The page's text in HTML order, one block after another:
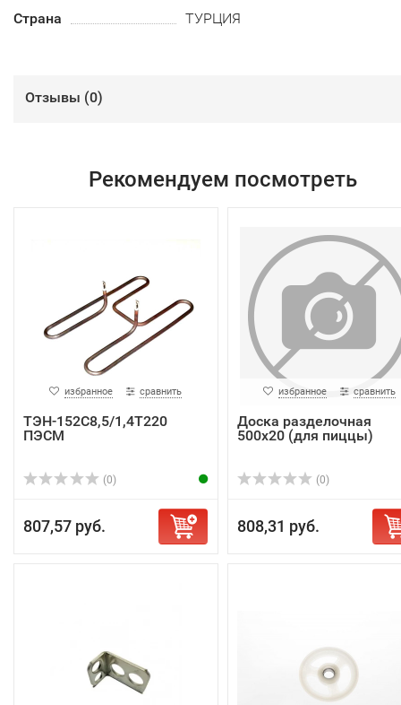
Страна
ТУРЦИЯ
Отзывы (0)
Рекомендуем посмотреть
избранное сравнить
ТЭН-152С8,5/1,4Т220
ПЭСМ
(0)
807,57 руб.
избранное сравнить
Доска разделочная
500х20 (для пиццы)
(0)
808,31 руб.